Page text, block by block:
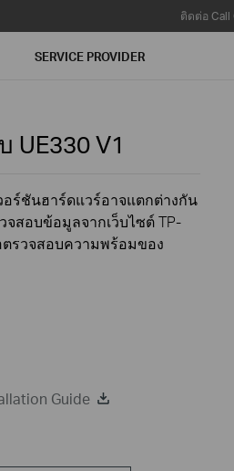
ติดต่อ Call
SERVICE PROVIDER
UE330V1
อร์ชันฮาร์ดแวร์อาจแตกต่างกัน
สอบข้อมูลจากเว็บไซต์ TP-
รวจสอบความพร้อมของ
Guide